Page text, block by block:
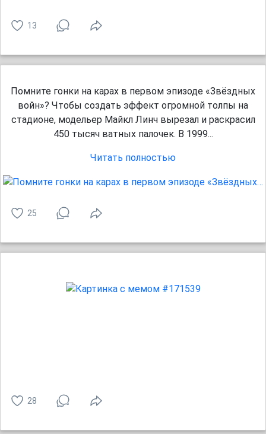
13
Помните гонки на карах в первом эпизоде «Звёздных
войн»? Чтобы создать эффект огромной толпы на
стадионе, модельер Майкл Линч вырезал и раскрасил
450 тысяч ватных палочек. В 1999...
Читать полностью
25
28